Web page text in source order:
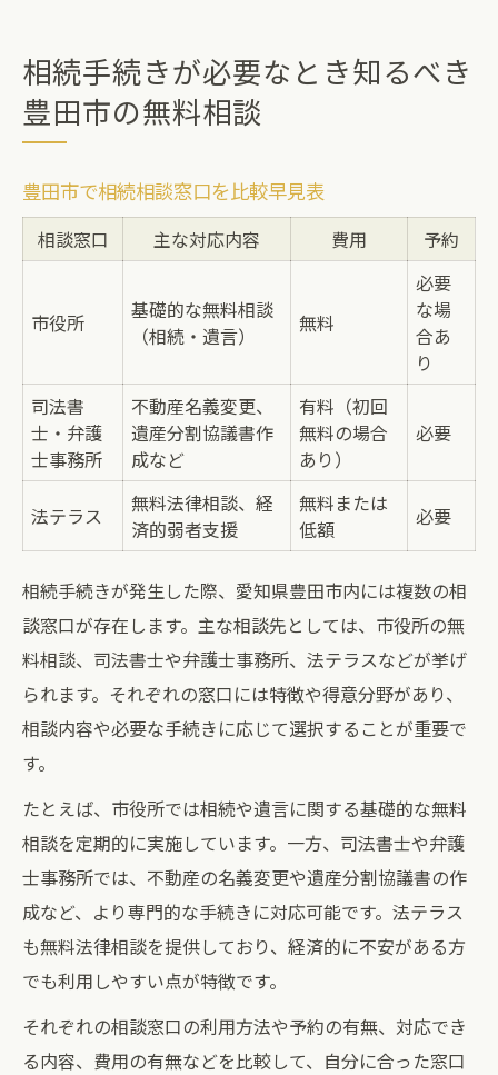
専門家相談と無料窓口の違いを知る
遺産分割や相続税に強い専門家へ豊田市で相談
相続相談で頼れる専門家の比較一覧
遺産分割を円滑に進める専門家の選び方
相続税対応に強い豊田市の専門家活用法
相続問題を相談するならどの資格者？
相続を考えるなら豊田市の司法書士活用が安心
豊田市司法書士の対応分野比較表
相続手続きで司法書士を選ぶ理由
司法書士と他資格の相続サポートの違い
相続登記や名義変更の流れを知る
司法書士活用で相続をスムーズに進める
初めてでも安心できる相続手続きの流れを解説
相続手続きの流れ早見表で全体像を把握
初めての相続でまずやるべきことは？
必要書類と準備のポイントを徹底解説
手続きでよくある疑問とその解決策
夜間や土日でも相談できる豊田市相続サポート
夜間・土日対応の相続相談窓口一覧表
忙しい方でも安心の相続サポート活用法
相続相談の予約方法と注意ポイント
土日相談ができる公的機関の利用メリット
夜間相談で失敗しないための準備
相続手続きが必要なとき知るべき
豊田市の無料相談
豊田市で相続相談窓口を比較早見表
相談窓口 主な対応内容 費用 予約
市役所
基礎的な無料相談
（相続・遺言）
無料
必要
な場
合あ
り
司法書
士・弁護
士事務所
不動産名義変更、
遺産分割協議書作
成など
有料（初回
無料の場合
あり）
必要
法テラス
無料法律相談、経
済的弱者支援
無料または
低額
必要
相続手続きが発生した際、愛知県豊田市内には複数の相
談窓口が存在します。主な相談先としては、市役所の無
料相談、司法書士や弁護士事務所、法テラスなどが挙げ
られます。それぞれの窓口には特徴や得意分野があり、
相談内容や必要な手続きに応じて選択することが重要で
す。
たとえば、市役所では相続や遺言に関する基礎的な無料
相談を定期的に実施しています。一方、司法書士や弁護
士事務所では、不動産の名義変更や遺産分割協議書の作
成など、より専門的な手続きに対応可能です。法テラス
も無料法律相談を提供しており、経済的に不安がある方
でも利用しやすい点が特徴です。
それぞれの相談窓口の利用方法や予約の有無、対応でき
る内容、費用の有無などを比較して、自分に合った窓口